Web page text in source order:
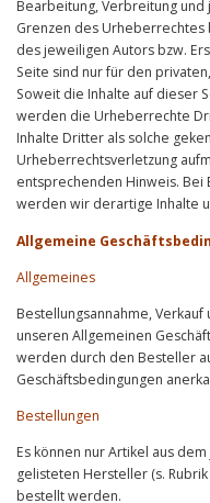
Bearbeitung, Verbreitung
Grenzen des
des jeweiligen Autors bzw.
Seite sind nur für den
Soweit die Inhalte auf dieser
werden die Urheberrechte
Inhalte Dritter als solche
Urheberrechtsverletzung
entsprechenden Hinweis. Bei
werden wir derartige Inhalte
Allgemeine
Allgemeines
Bestellungsannahme,
unseren Allgemeinen
werden durch den Besteller
Geschäftsbedingungen
Bestellungen
Es können nur Artikel aus
gelisteten Hersteller (s.
bestellt werden.